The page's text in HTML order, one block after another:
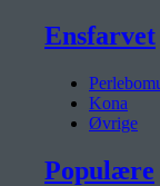
Ensfarvet
Kona
Øvrige
Populære